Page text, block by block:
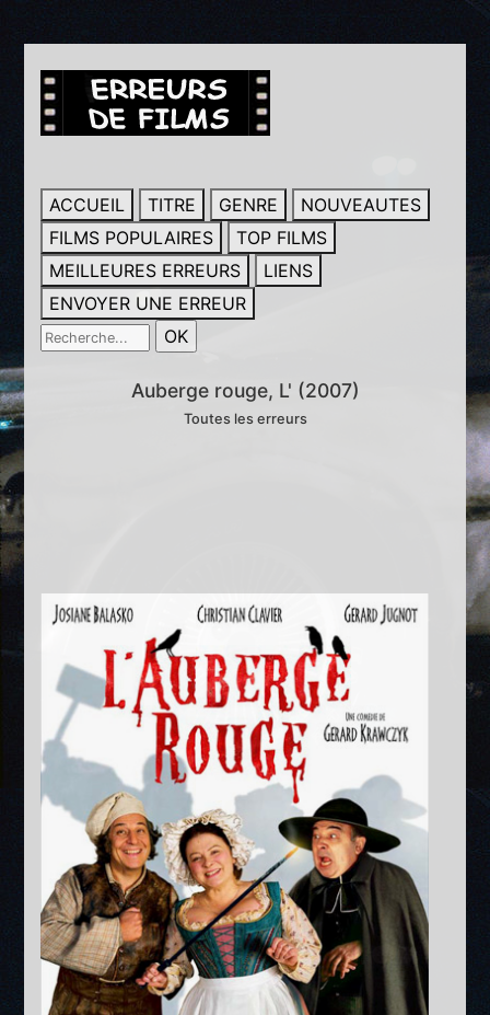
ACCUEIL TITRE GENRE
NOUVEAUTES
FILMS POPULAIRES
TOP FILMS
MEILLEURES ERREURS
LIENS
ENVOYER UNE ERREUR
Auberge rouge, L' (2007)
Toutes les erreurs